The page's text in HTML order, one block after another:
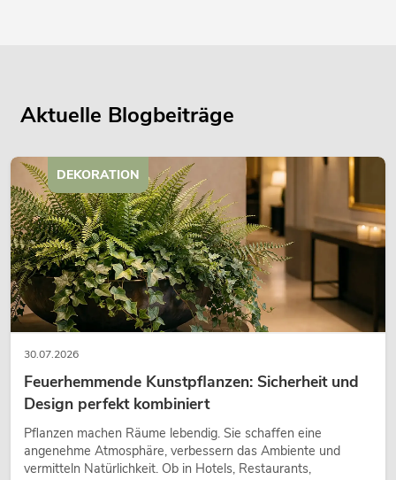
Aktuelle Blogbeiträge
30.07.2026
Feuerhemmende Kunstpflanzen: Sicherheit und
Design perfekt kombiniert
Pflanzen machen Räume lebendig. Sie schaffen eine
angenehme Atmosphäre, verbessern das Ambiente und
vermitteln Natürlichkeit. Ob in Hotels, Restaurants,
DEKORATION